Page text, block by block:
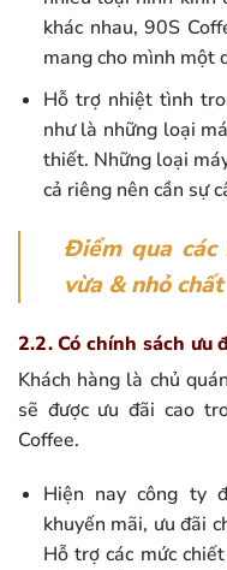
khác nhau, 90S
mang cho mình một
Hỗ trợ nhiệt tình
như là những loại
thiết. Những loại
cả riêng nên cần sự
Điểm qua các
vừa & nhỏ
2.2. Có chính sách ưu
Khách hàng là chủ
sẽ được ưu đãi cao
Coffee.
Hiện nay công ty
khuyến mãi, ưu đãi
Hỗ trợ các mức